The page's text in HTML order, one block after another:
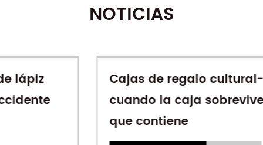
NOTICIAS
Cajas de regalo cultural-creativas:
cuando la caja sobrevive al regalo